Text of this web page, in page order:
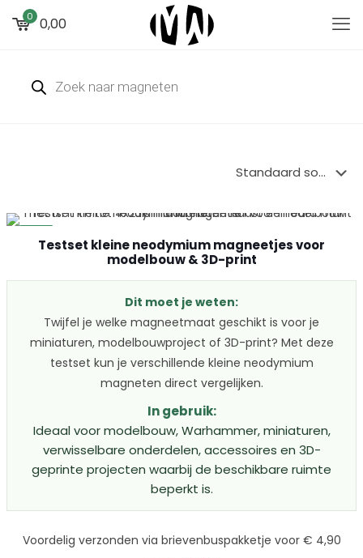
0 0,00
zoeken
Testset kleine neodymium magneetjes voor
modelbouw & 3D-print
Dit moet je weten:
Twijfel je welke magneetmaat geschikt is voor je
miniaturen, modelbouwproject of 3D-print? Met deze
testset kun je verschillende kleine neodymium
magneten direct vergelijken.
In gebruik:
Ideaal voor modelbouw, Warhammer, miniaturen,
verwisselbare onderdelen, accessoires en 3D-
geprinte projecten waarbij de beschikbare ruimte
beperkt is.
Voordelig verzonden via brievenbuspakketje voor € 4,90